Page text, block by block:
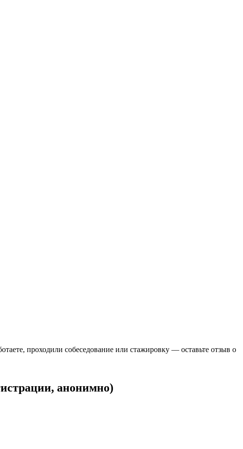
проходили собеседование или стажировку — оставьте отзыв о
анонимно)